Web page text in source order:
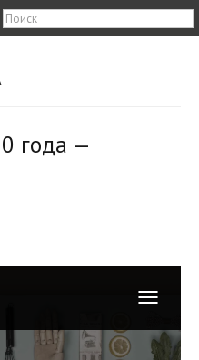
года —